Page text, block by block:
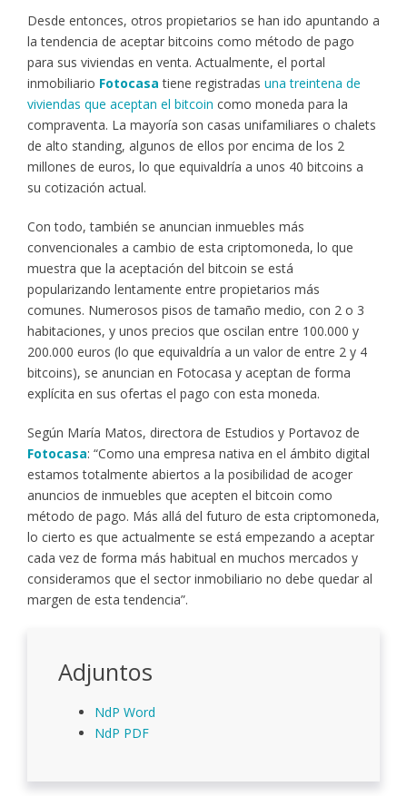
Desde entonces, otros propietarios se han ido apuntando a
la tendencia de aceptar bitcoins como método de pago
para sus viviendas en venta. Actualmente, el portal
inmobiliario Fotocasa tiene registradas una treintena de
viviendas que aceptan el bitcoin como moneda para la
compraventa. La mayoría son casas unifamiliares o chalets
de alto standing, algunos de ellos por encima de los 2
millones de euros, lo que equivaldría a unos 40 bitcoins a
su cotización actual.
Con todo, también se anuncian inmuebles más
convencionales a cambio de esta criptomoneda, lo que
muestra que la aceptación del bitcoin se está
popularizando lentamente entre propietarios más
comunes. Numerosos pisos de tamaño medio, con 2 o 3
habitaciones, y unos precios que oscilan entre 100.000 y
200.000 euros (lo que equivaldría a un valor de entre 2 y 4
bitcoins), se anuncian en Fotocasa y aceptan de forma
explícita en sus ofertas el pago con esta moneda.
Según María Matos, directora de Estudios y Portavoz de
Fotocasa: “Como una empresa nativa en el ámbito digital
estamos totalmente abiertos a la posibilidad de acoger
anuncios de inmuebles que acepten el bitcoin como
método de pago. Más allá del futuro de esta criptomoneda,
lo cierto es que actualmente se está empezando a aceptar
cada vez de forma más habitual en muchos mercados y
consideramos que el sector inmobiliario no debe quedar al
margen de esta tendencia”.
Adjuntos
NdP Word
NdP PDF